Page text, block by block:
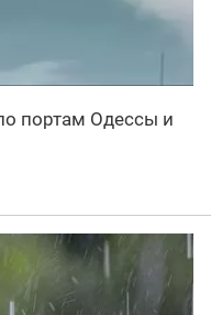
портам Одессы и